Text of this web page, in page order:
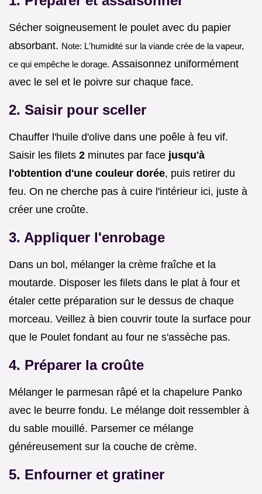
Sécher soigneusement le poulet avec du papier
absorbant. Note: L'humidité sur la viande crée de la vapeur,
ce qui empêche le dorage. Assaisonnez uniformément
avec le sel et le poivre sur chaque face.
2. Saisir pour sceller
Chauffer l'huile d'olive dans une poêle à feu vif.
Saisir les filets 2 minutes par face jusqu'à
l'obtention d'une couleur dorée, puis retirer du
feu. On ne cherche pas à cuire l'intérieur ici, juste à
créer une croûte.
3. Appliquer l'enrobage
Dans un bol, mélanger la crème fraîche et la
moutarde. Disposer les filets dans le plat à four et
étaler cette préparation sur le dessus de chaque
morceau. Veillez à bien couvrir toute la surface pour
que le Poulet fondant au four ne s'assèche pas.
4. Préparer la croûte
Mélanger le parmesan râpé et la chapelure Panko
avec le beurre fondu. Le mélange doit ressembler à
du sable mouillé. Parsemer ce mélange
généreusement sur la couche de crème.
5. Enfourner et gratiner